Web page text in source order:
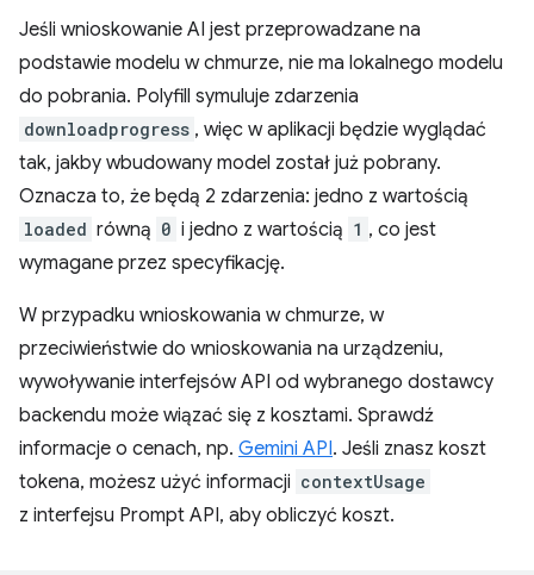
Jeśli wnioskowanie AI jest przeprowadzane na
podstawie modelu w chmurze, nie ma lokalnego modelu
do pobrania. Polyfill symuluje zdarzenia
downloadprogress , więc w aplikacji będzie wyglądać
tak, jakby wbudowany model został już pobrany.
Oznacza to, że będą 2 zdarzenia: jedno z wartością
loaded równą 0 i jedno z wartością 1 , co jest
wymagane przez specyfikację.
W przypadku wnioskowania w chmurze, w
przeciwieństwie do wnioskowania na urządzeniu,
wywoływanie interfejsów API od wybranego dostawcy
backendu może wiązać się z kosztami. Sprawdź
informacje o cenach, np. Gemini API. Jeśli znasz koszt
tokena, możesz użyć informacji contextUsage
z interfejsu Prompt API, aby obliczyć koszt.